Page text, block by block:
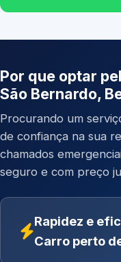
Por que optar
São Bernardo,
Procurando um
de confiança na sua
chamados
seguro e com preço
Rapidez e
Carro perto